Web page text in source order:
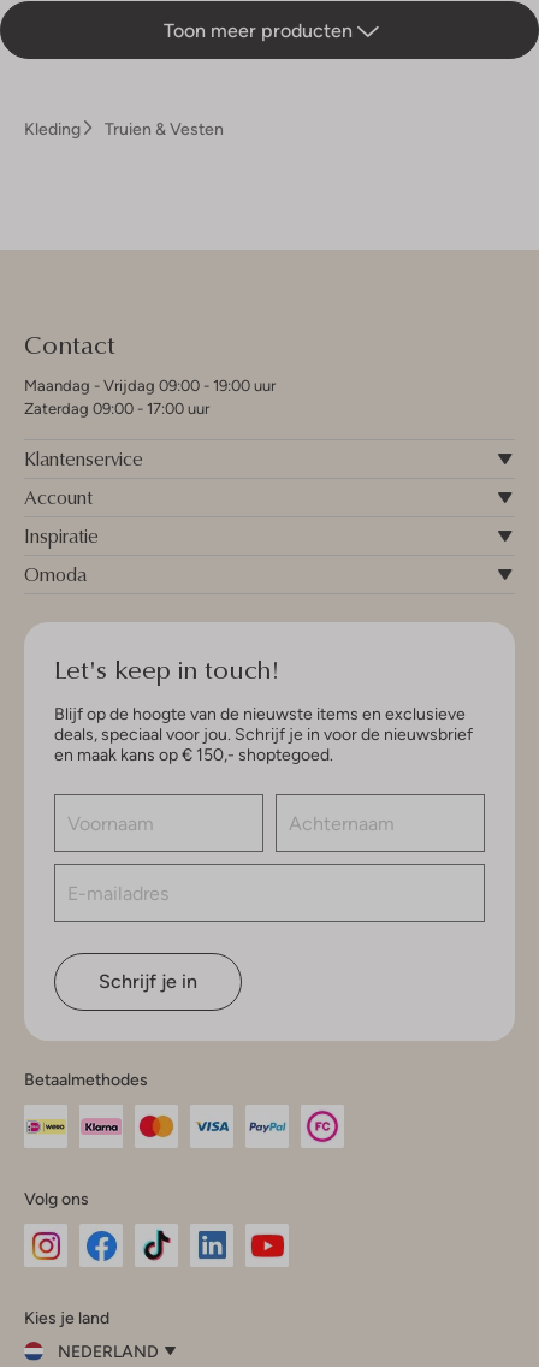
Toon meer producten
Kleding Truien & Vesten
Contact
Maandag - Vrijdag 09:00 - 19:00 uur
Zaterdag 09:00 - 17:00 uur
Klantenservice
Account
Inspiratie
Omoda
Let's keep in touch!
Blijf op de hoogte van de nieuwste items en exclusieve
deals, speciaal voor jou. Schrijf je in voor de nieuwsbrief
en maak kans op € 150,- shoptegoed.
Schrijf je in
Betaalmethodes
Volg ons
InstagramFacebook
Kies je land
NEDERLAND